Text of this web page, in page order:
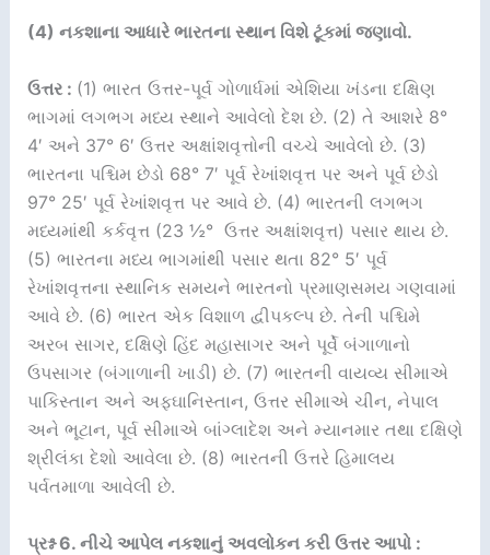
(4) નકશાના આધારે ભારતના સ્થાન વિશે ટૂંકમાં જણાવો.
ઉત્તર : (1) ભારત ઉત્તર-પૂર્વ ગોળાર્ધમાં એશિયા ખંડના દક્ષિણ
ભાગમાં લગભગ મધ્ય સ્થાને આવેલો દેશ છે. (2) તે આશરે 8°
4′ અને 37° 6′ ઉત્તર અક્ષાંશવૃત્તોની વચ્ચે આવેલો છે. (3)
ભારતના પશ્ચિમ છેડો 68° 7′ પૂર્વ રેખાંશવૃત્ત પર અને પૂર્વ છેડો
97° 25′ પૂર્વ રેખાંશવૃત્ત પર આવે છે. (4) ભારતની લગભગ
મધ્યમાંથી કર્કવૃત્ત (23 ½° ઉત્તર અક્ષાંશવૃત્ત) પસાર થાય છે.
(5) ભારતના મધ્ય ભાગમાંથી પસાર થતા 82° 5′ પૂર્વ
રેખાંશવૃત્તના સ્થાનિક સમયને ભારતનો પ્રમાણસમય ગણવામાં
આવે છે. (6) ભારત એક વિશાળ દ્વીપકલ્પ છે. તેની પશ્ચિમે
અરબ સાગર, દક્ષિણે હિંદ મહાસાગર અને પૂર્વે બંગાળાનો
ઉપસાગર (બંગાળાની ખાડી) છે. (7) ભારતની વાયવ્ય સીમાએ
પાકિસ્તાન અને અફઘાનિસ્તાન, ઉત્તર સીમાએ ચીન, નેપાલ
અને ભૂટાન, પૂર્વ સીમાએ બાંગ્લાદેશ અને મ્યાનમાર તથા દક્ષિણે
શ્રીલંકા દેશો આવેલા છે. (8) ભારતની ઉત્તરે હિમાલય
પર્વતમાળા આવેલી છે.
પ્રશ્ન 6. નીચે આપેલ નકશાનું અવલોકન કરી ઉત્તર આપો :